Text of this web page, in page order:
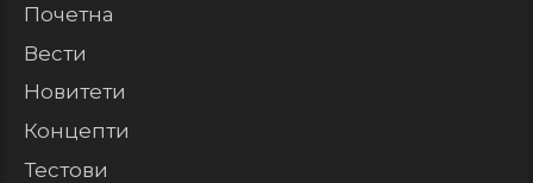
Почетна
Вести
Новитети
Концепти
Тестови